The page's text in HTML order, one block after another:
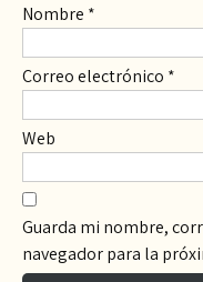
Nombre *
Correo electrónico *
Web
Guarda mi nombre,
navegador para la